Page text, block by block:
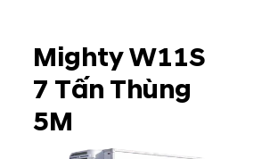
Mighty W11S
7 Tấn Thùng
5M